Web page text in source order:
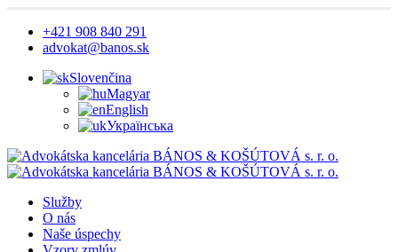
+421 908 840 291
advokat@banos.sk
Slovenčina
Magyar
English
Українська
Služby
O nás
Naše úspechy